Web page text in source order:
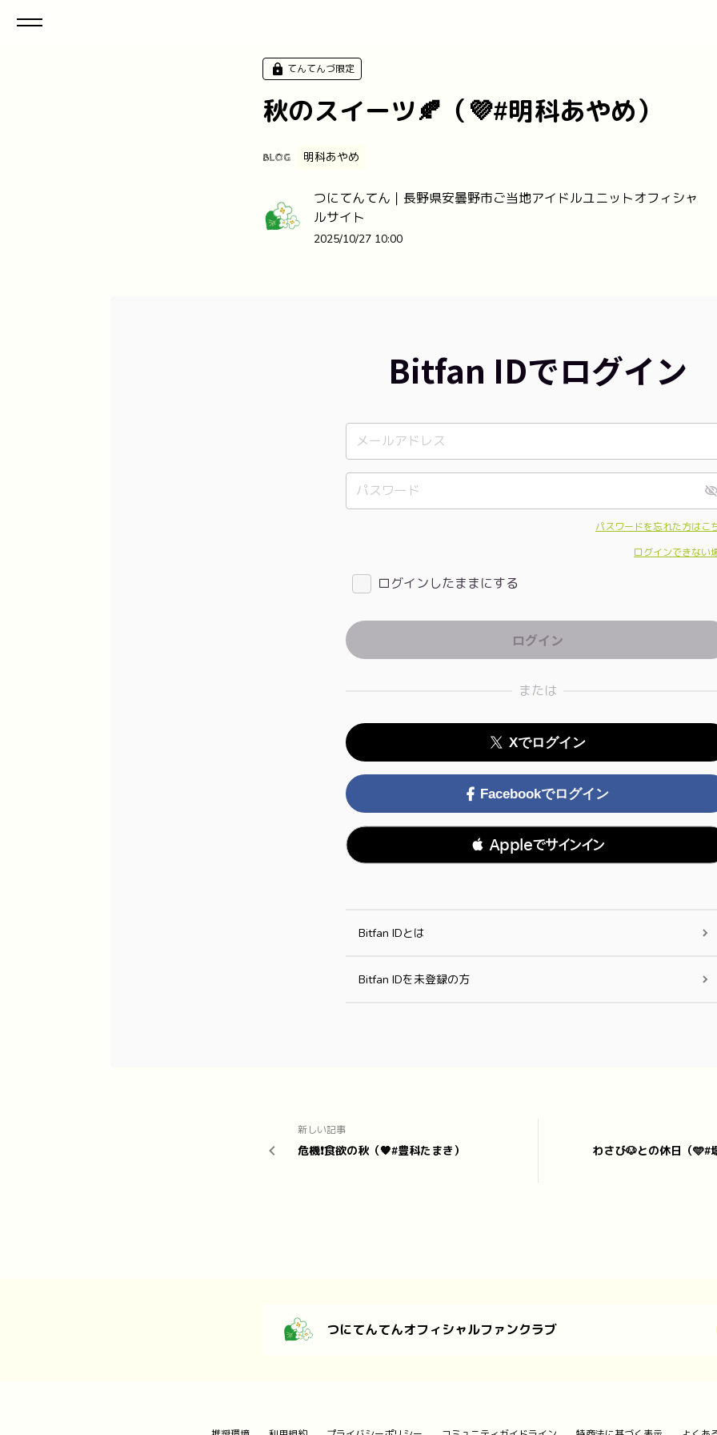
てんてんづ限定
秋のスイーツ🍂（💜#明科あやめ）
BLOG 明科あやめ
つにてんてん｜長野県安曇野市ご当地アイドルユニットオフィシャ
ルサイト
2025/10/27 10:00
Bitfan IDでログイン
パスワードを忘れた方はこ
ログインできない
ログインしたままにする
または
Xでログイン
Facebookでログイン
 Appleでサインイン
Bitfan IDとは
Bitfan IDを未登録の方
新しい記事
危機❗️食欲の秋（🧡#豊科たまき） わさび🐶との休日（🩵#
つにてんてんオフィシャルファンクラブ